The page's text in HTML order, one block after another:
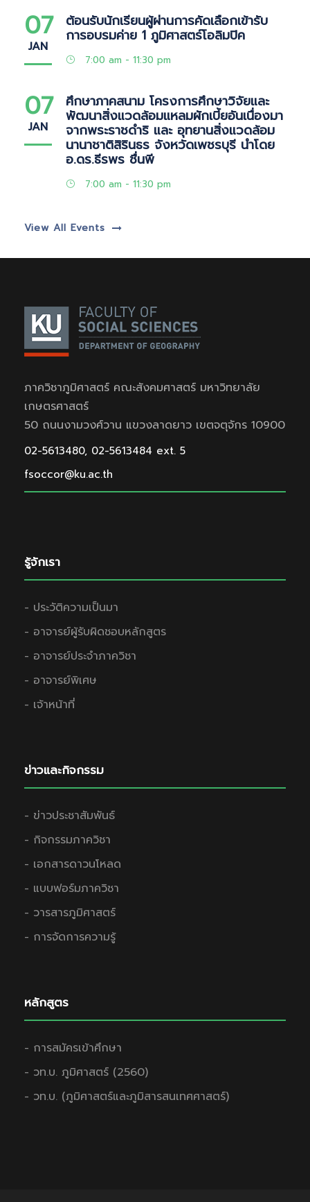
07
JAN
ต้อนรับนักเรียนผู้ผ่านการคัดเลือกเข้ารับ
การอบรมค่าย 1 ภูมิศาสตร์โอลิมปิค
7:00 am - 11:30 pm
07
JAN
ศึกษาภาคสนาม โครงการศึกษาวิจัยและ
พัฒนาสิ่งแวดล้อมแหลมผักเบี้ยอันเนื่องมา
จากพระราชดำริ และ อุทยานสิ่งแวดล้อม
นานาชาติสิรินธร จังหวัดเพชรบุรี นำโดย
อ.ดร.ธีรพร ชื่นพี
7:00 am - 11:30 pm
View All Events
ภาควิชาภูมิศาสตร์ คณะสังคมศาสตร์ มหาวิทยาลัย
เกษตรศาสตร์
50 ถนนงามวงศ์วาน แขวงลาดยาว เขตจตุจักร 10900
02-5613480, 02-5613484 ext. 5
fsoccor@ku.ac.th
รู้จักเรา
- ประวัติความเป็นมา
- อาจารย์ผู้รับผิดชอบหลักสูตร
- อาจารย์ประจำภาควิชา
- อาจารย์พิเศษ
- เจ้าหน้าที่
ข่าวและกิจกรรม
- ข่าวประชาสัมพันธ์
- กิจกรรมภาควิชา
- เอกสารดาวนโหลด
- แบบฟอร์มภาควิชา
- วารสารภูมิศาสตร์
- การจัดการความรู้
หลักสูตร
- การสมัครเข้าศึกษา
- วท.บ. ภูมิศาสตร์ (2560)
- วท.บ. (ภูมิศาสตร์และภูมิสารสนเทศศาสตร์)